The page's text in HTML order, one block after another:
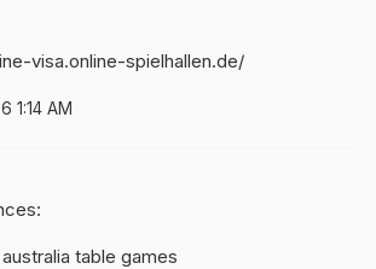
visa.online-spielhallen.de/
1:14 AM
table games